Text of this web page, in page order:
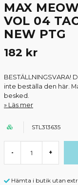
MAX
VOL 04
NEW PTG
182 kr
BESTÄLLNINGSVARA!
inte beställa den här.
besked.
Läs mer
STL313635
- +
Hämta i butik utan